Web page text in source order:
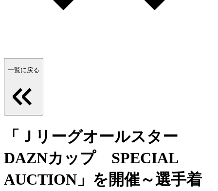
一覧に戻る
「Ｊリーグオールスター
DAZNカップ SPECIAL
AUCTION」を開催～選手着